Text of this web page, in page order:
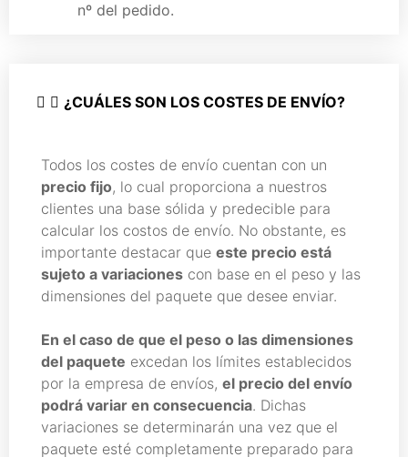
nº del pedido.
¿CUÁLES SON LOS COSTES DE ENVÍO?
Todos los costes de envío cuentan con un
precio fijo, lo cual proporciona a nuestros
clientes una base sólida y predecible para
calcular los costos de envío. No obstante, es
importante destacar que este precio está
sujeto a variaciones con base en el peso y las
dimensiones del paquete que desee enviar.
En el caso de que el peso o las dimensiones
del paquete excedan los límites establecidos
por la empresa de envíos, el precio del envío
podrá variar en consecuencia. Dichas
variaciones se determinarán una vez que el
paquete esté completamente preparado para